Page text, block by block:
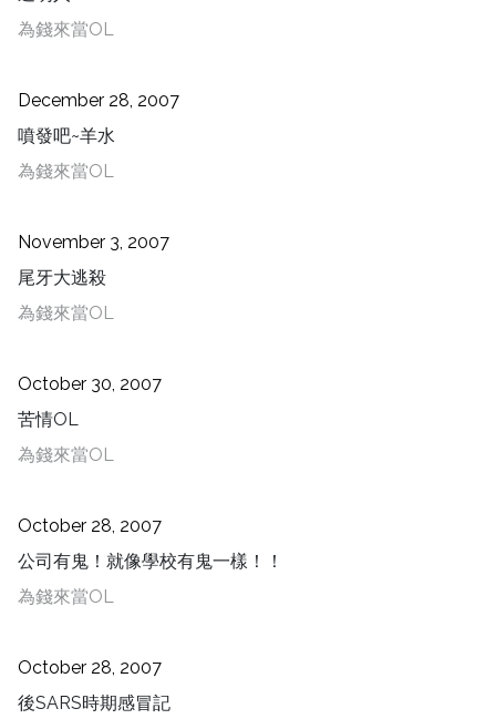
為錢來當OL
December 28, 2007
噴發吧~羊水
為錢來當OL
November 3, 2007
尾牙大逃殺
為錢來當OL
October 30, 2007
苦情OL
為錢來當OL
October 28, 2007
公司有鬼！就像學校有鬼一樣！！
為錢來當OL
October 28, 2007
後SARS時期感冒記